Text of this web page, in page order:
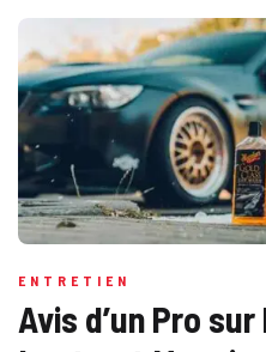
ENTRETIEN
Avis d’un Pro